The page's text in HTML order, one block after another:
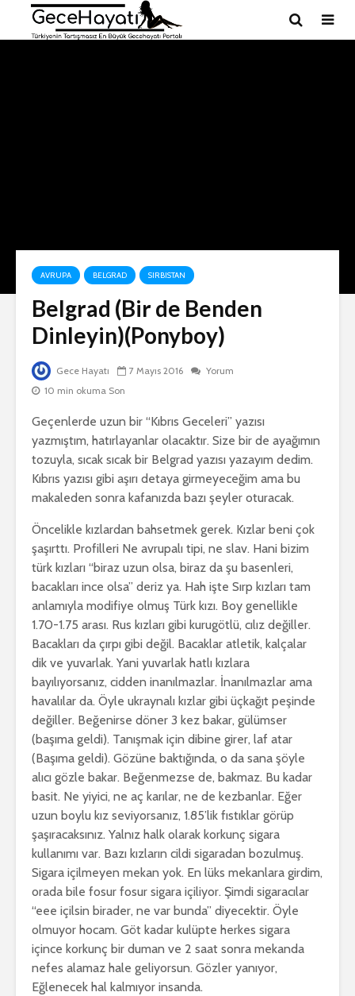
AVRUPA BELGRAD SIRBISTAN
Belgrad (Bir de Benden
Dinleyin)(Ponyboy)
Gece Hayatı 7 Mayıs 2016
Yorum
10 min okuma Son
Geçenlerde uzun bir “Kıbrıs Geceleri” yazısı
yazmıştım, hatırlayanlar olacaktır. Size bir de ayağımın
tozuyla, sıcak sıcak bir Belgrad yazısı yazayım dedim.
Kıbrıs yazısı gibi aşırı detaya girmeyeceğim ama bu
makaleden sonra kafanızda bazı şeyler oturacak.
Öncelikle kızlardan bahsetmek gerek. Kızlar beni çok
şaşırttı. Profilleri Ne avrupalı tipi, ne slav. Hani bizim
türk kızları “biraz uzun olsa, biraz da şu basenleri,
bacakları ince olsa” deriz ya. Hah işte Sırp kızları tam
anlamıyla modifiye olmuş Türk kızı. Boy genellikle
1.70-1.75 arası. Rus kızları gibi kurugötlü, cılız değiller.
Bacakları da çırpı gibi değil. Bacaklar atletik, kalçalar
dik ve yuvarlak. Yani yuvarlak hatlı kızlara
bayılıyorsanız, cidden inanılmazlar. İnanılmazlar ama
havalılar da. Öyle ukraynalı kızlar gibi üçkağıt peşinde
değiller. Beğenirse döner 3 kez bakar, gülümser
(başıma geldi). Tanışmak için dibine girer, laf atar
(Başıma geldi). Gözüne baktığında, o da sana şöyle
alıcı gözle bakar. Beğenmezse de, bakmaz. Bu kadar
basit. Ne yiyici, ne aç karılar, ne de kezbanlar. Eğer
uzun boylu kız seviyorsanız, 1.85’lik fıstıklar görüp
şaşıracaksınız. Yalnız halk olarak korkunç sigara
kullanımı var. Bazı kızların cildi sigaradan bozulmuş.
Sigara içilmeyen mekan yok. En lüks mekanlara girdim,
orada bile fosur fosur sigara içiliyor. Şimdi sigaracılar
“eee içilsin birader, ne var bunda” diyecektir. Öyle
olmuyor hocam. Göt kadar kulüpte herkes sigara
içince korkunç bir duman ve 2 saat sonra mekanda
nefes alamaz hale geliyorsun. Gözler yanıyor,
Eğlenecek hal kalmıyor insanda.